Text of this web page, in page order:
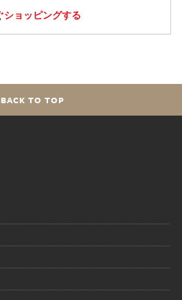
ショッピングする
BACK TO TOP